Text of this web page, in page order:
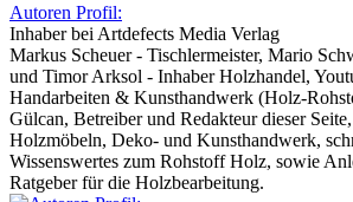
Autoren Profil:
Inhaberbei Artdefects Media Verlag
Markus Scheuer - Tischlermeister, Mario
und Timor Arksol - Inhaber Holzhandel,
Handarbeiten & Kunsthandwerk (Holz-
Gülcan, Betreiber und Redakteur dieser
Holzmöbeln, Deko- und Kunsthandwerk,
Wissenswertes zum Rohstoff Holz, sowie
Ratgeber für die Holzbearbeitung.